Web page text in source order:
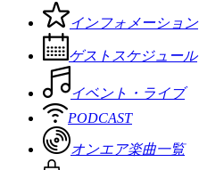
インフォメーション
ゲストスケジュール
イベント・ライブ
PODCAST
オンエア楽曲一覧